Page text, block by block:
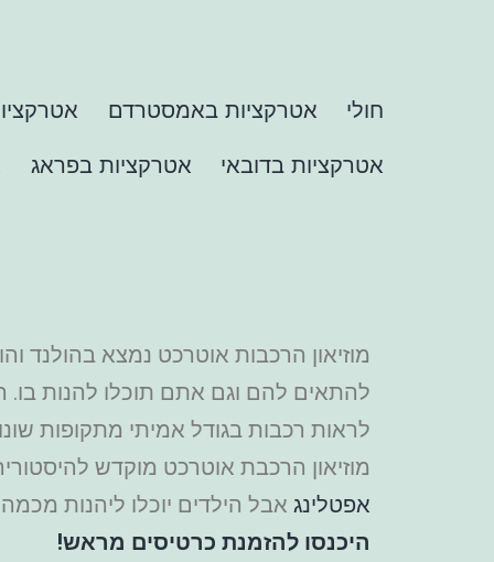
חולי אטרקציות באמסטרדם
אטרקציות בדובאי אטרקציות בפראג
מוזיאון הרכבות אוטרכט נמצא בהולנד
לראות רכבות בגודל אמיתי מתקופות
מוזיאון הרכבת אוטרכט מוקדש להיסטוריה של
אפטלינג אבל הילדים יוכלו ליהנות
היכנסו להזמנת כרטיסים מראש!